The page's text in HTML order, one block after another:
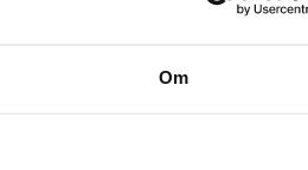
Om
Tilmeld